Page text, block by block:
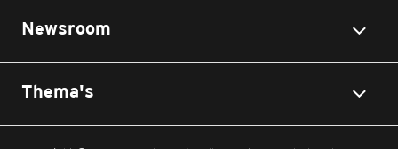
Newsroom
Thema's